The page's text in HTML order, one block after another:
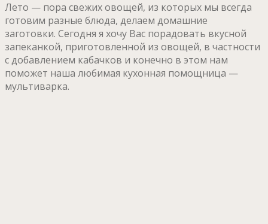
Лето — пора свежих овощей, из которых мы всегда
готовим разные блюда, делаем домашние
заготовки. Сегодня я хочу Вас порадовать вкусной
запеканкой, приготовленной из овощей, в частности
с добавлением кабачков и конечно в этом нам
поможет наша любимая кухонная помощница —
мультиварка.